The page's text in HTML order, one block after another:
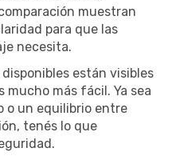
muestran
para que las
necesita.
están visibles
mucho más fácil. Ya sea
o un equilibrio entre
tenés lo que